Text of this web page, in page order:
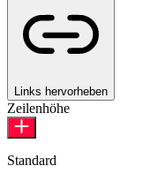
Links hervorheben
Zeilenhöhe
Standard